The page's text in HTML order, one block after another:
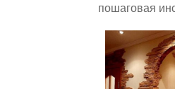
пошаговая